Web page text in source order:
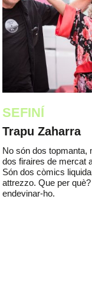
SEFINÍ
Trapu Zaharra
No són dos topmanta,
dos firaires de mercat
Són dos còmics
attrezzo. Que per
endevinar-ho.